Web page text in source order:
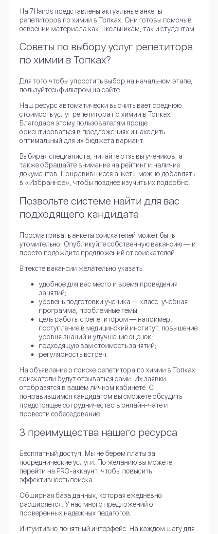
На 7Hands представлены актуальные анкеты
репетиторов по химии в Топках. Они готовы помочь в
освоении материала как школьникам, так и студентам.
Советы по выбору услуг репетитора
по химии в Топках?
Для того чтобы упростить выбор на начальном этапе,
пользуйтесь фильтром на сайте.
Наш ресурс автоматически высчитывает среднюю
стоимость услуг репетитора по химии в Топках.
Благодаря этому пользователям проще
ориентироваться в предложениях и находить
оптимальный для их бюджета вариант.
Выбирая специалиста, читайте отзывы учеников, а
также обращайте внимание на рейтинг и наличие
документов. Понравившиеся анкеты можно добавлять
в «Избранное», чтобы позднее изучить их подробно.
Позвольте системе найти для вас
подходящего кандидата
Просматривать анкеты соискателей может быть
утомительно. Опубликуйте собственную вакансию — и
просто подождите предложений от соискателей.
В тексте вакансии желательно указать:
удобное для вас место и время проведения
занятий;
уровень подготовки ученика — класс, учебная
программа, проблемные темы;
цель работы с репетитором — например,
поступление в медицинский институт, повышение
уровня знаний и улучшение оценок;
подходящую вам стоимость занятий;
регулярность встреч.
На объявление о поиске репетитора по химии в Топках
соискатели будут отзываться сами. Их заявки
отобразятся в вашем личном кабинете. С
понравившимся кандидатом вы сможете обсудить
предстоящее сотрудничество в онлайн-чате и
провести собеседование.
3 преимущества нашего ресурса
Бесплатный доступ. Мы не берем платы за
посреднические услуги. По желанию вы можете
перейти на PRO-аккаунт, чтобы повысить
эффективность поиска.
Обширная база данных, которая ежедневно
расширяется. У нас много предложений от
проверенных надежных педагогов.
Интуитивно понятный интерфейс. На каждом шагу для